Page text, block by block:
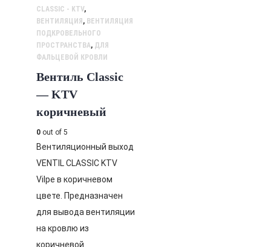
CLASSIC - KTV,
ВЕНТИЛЯЦИЯ, ВЕНТИЛЯЦИЯ
ПОДКРОВЕЛЬНОГО
ПРОСТРАНСТВА, ДЛЯ
ФАЛЬЦЕВОЙ КРОВЛИ
Вентиль Classic
— KTV
коричневый
0 out of 5
Вентиляционный выход
VENTIL CLASSIC KTV
Vilpe в коричневом
цвете. Предназначен
для вывода вентиляции
на кровлю из
коричневой